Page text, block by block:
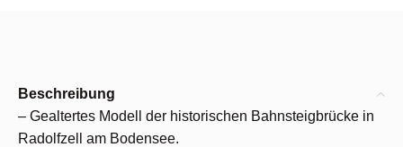
Beschreibung
– Gealtertes Modell der historischen Bahnsteigbrücke in
Radolfzell am Bodensee.